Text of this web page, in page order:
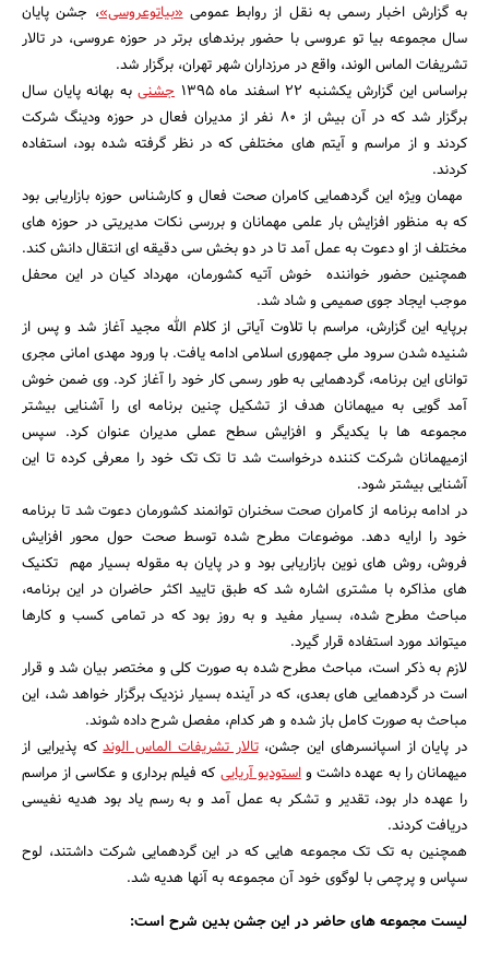
جستجو
به گزارش اخبار رسمی به نقل از روابط عمومی«بیاتوعروسی»، جشن پایان
سال مجموعه بیا تو عروسی با حضور برندهای برتر در حوزه عروسی، در تالار
تشریفات الماس الوند، واقع در مرزداران شهر تهران، برگزار شد.
براساس این گزارش یکشنبه ۲۲ اسفند ماه ۱۳۹۵
جشنی به بهانه پایان سال
برگزار شد که در آن بیش از 80 نفر از مدیران فعال در حوزه ودینگ شرکت
کردند و از مراسم و آیتم های مختلفی که در نظر گرفته شده بود، استفاده
کردند.
مهمان ویژه این گردهمایی کامران صحت فعال و کارشناس حوزه بازاریابی بود
که به منظور افزایش بار علمی مهمانان و بررسی نکات مدیریتی در حوزه های
مختلف از او دعوت به عمل آمد تا در دو بخش سی دقیقه ای انتقال دانش کند.
همچنین حضور خواننده خوش آتیه کشورمان، مهرداد کیان در این محفل
موجب ایجاد جوی صمیمی و شاد شد.
برپایه این گزارش، مراسم با تلاوت آیاتی از کلام الله مجید آغاز شد و پس از
شنیده شدن سرود ملی جمهوری اسلامی ادامه یافت. با ورود مهدی امانی مجری
توانای این برنامه، گردهمایی به طور رسمی کار خود را آغاز کرد. وی ضمن خوش
آمد گویی به میهمانان هدف از تشکیل چنین برنامه ای را آشنایی بیشتر
مجموعه ها با یکدیگر و افزایش سطح عملی مدیران عنوان کرد. سپس
ازمیهمانان شرکت کننده درخواست شد تا تک تک خود را معرفی کرده تا این
آشنایی بیشتر شود.
در ادامه برنامه از کامران صحت سخنران توانمند کشورمان دعوت شد تا برنامه
خود را ارایه دهد. موضوعات مطرح شده توسط صحت حول محور افزایش
فروش، روش های نوین بازاریابی بود و در پایان به مقوله بسیار مهم تکنیک
های مذاکره با مشتری اشاره شد که طبق تایید اکثر حاضران در این برنامه،
مباحث مطرح شده، بسیار مفید و به روز بود که در تمامی کسب و کارها
میتواند مورد استفاده قرار گیرد.
لازم به ذکر است، مباحث مطرح شده به صورت کلی و مختصر بیان شد و قرار
است در گردهمایی های بعدی، که در آینده بسیار نزدیک برگزار خواهد شد، این
مباحث به صورت کامل باز شده و هر کدام، مفصل شرح داده شوند.
در پایان از اسپانسرهای این جشن،تالار تشریفات الماس الوندکه پذیرایی از
میهمانان را به عهده داشت واستودیو آریایی که فیلم برداری و عکاسی از مراسم
را عهده دار بود، تقدیر و تشکر به عمل آمد و به رسم یاد بود هدیه نفیسی
دریافت کردند.
همچنین به تک تک مجموعه هایی که در این گردهمایی شرکت داشتند، لوح
سپاس و پرچمی با لوگوی خود آن مجموعه به آنها هدیه شد.
لیست مجموعه های حاضر در این جشن بدین شرح است: